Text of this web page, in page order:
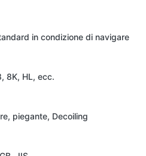
in condizione di navigare
8K, HL, ecc.
piegante, Decoiling